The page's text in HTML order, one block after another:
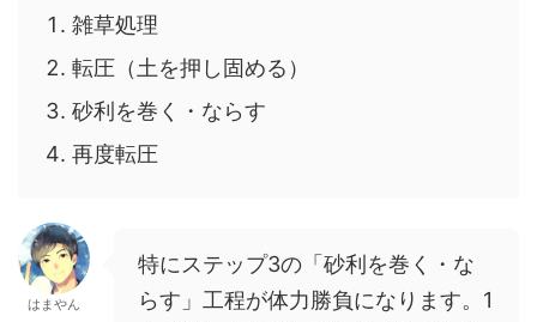
雑草処理
転圧（土を押し固める）
砂利を巻く・ならす
再度転圧
はまやん
特にステップ3の「砂利を巻く・な
らす」工程が体力勝負になります。1